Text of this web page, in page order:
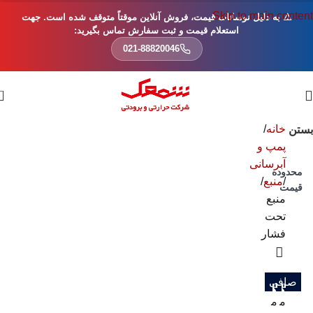
Skip to main content
⚠️ به دلیل نوسانات قیمت، فروش آنلاین موقتاً متوقف شده است. جهت
استعلام قیمت و ثبت سفارش تماس بگیرید:
021-88820046
بستن
محدوده
قیمت
صافی
خانه
پمپ و
آبرسانی
منبع
منبع
تحت
فشار
م م